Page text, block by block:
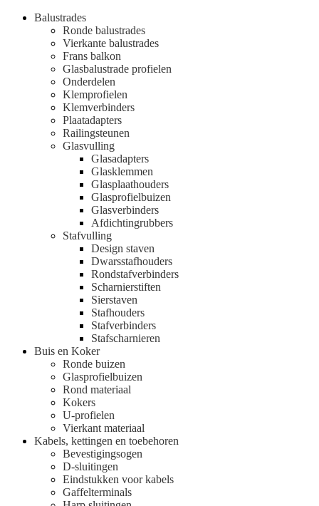
Balustrades
Ronde balustrades
Vierkante balustrades
Frans balkon
Glasbalustrade profielen
Onderdelen
Klemprofielen
Klemverbinders
Plaatadapters
Railingsteunen
Glasvulling
Glasadapters
Glasklemmen
Glasplaathouders
Glasprofielbuizen
Glasverbinders
Afdichtingrubbers
Stafvulling
Design staven
Dwarsstafhouders
Rondstafverbinders
Scharnierstiften
Sierstaven
Stafhouders
Stafverbinders
Stafscharnieren
Buis en Koker
Ronde buizen
Glasprofielbuizen
Rond materiaal
Kokers
U-profielen
Vierkant materiaal
Kabels, kettingen en toebehoren
Bevestigingsogen
D-sluitingen
Eindstukken voor kabels
Gaffelterminals